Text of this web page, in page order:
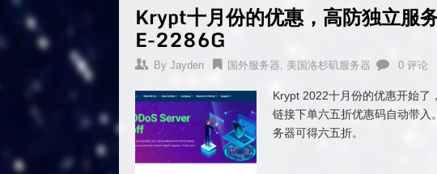
Krypt十月份的优惠，高防独立服
E-2286G
By Jayden 国外服务器, 美国洛杉矶服务器 0 评论
Krypt 2022十月份的优惠开始了
链接下单六五折优惠码自动带入
务器可得六五折。